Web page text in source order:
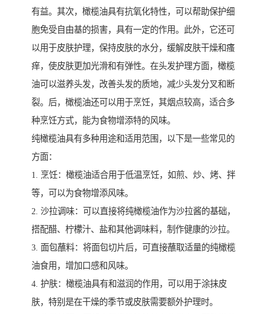
有益。其次，橄榄油具有抗氧化特性，可以帮助保护细
胞免受自由基的损害，具有一定的作用。此外，它还可
以用于皮肤护理，保持皮肤的水分，缓解皮肤干燥和瘙
痒，使皮肤更加光滑和有弹性。在头发护理方面，橄榄
油可以滋养头发，改善头发的质地，减少头发分叉和断
裂。后，橄榄油还可以用于烹饪，其烟点较高，适合多
种烹饪方式，能为食物增添特的风味。
纯橄榄油具有多种用途和适用范围，以下是一些常见的
方面：
1. 烹饪：橄榄油适合用于低温烹饪，如煎、炒、烤、拌
等，可以为食物增添风味。
2. 沙拉调味：可以直接将纯橄榄油作为沙拉酱的基础，
搭配醋、柠檬汁、盐和其他调味料，制作健康的沙拉。
3. 面包蘸料：将面包切片后，可直接蘸取适量的纯橄榄
油食用，增加口感和风味。
4. 护肤：橄榄油具有和滋润的作用，可以用于涂抹皮
肤，特别是在干燥的季节或皮肤需要额外护理时。